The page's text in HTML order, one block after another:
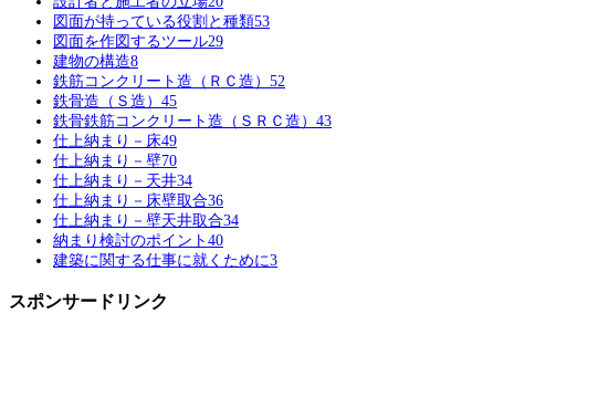
図面が持っている役割と種類53
図面を作図するツール29
建物の構造8
鉄筋コンクリート造（ＲＣ造） 52
鉄骨造（Ｓ造） 45
鉄骨鉄筋コンクリート造（ＳＲＣ造） 43
仕上納まり－床49
仕上納まり－壁70
仕上納まり－天井34
仕上納まり－床壁取合36
仕上納まり－壁天井取合34
納まり検討のポイント 40
建築に関する仕事に就くために3
スポンサードリンク